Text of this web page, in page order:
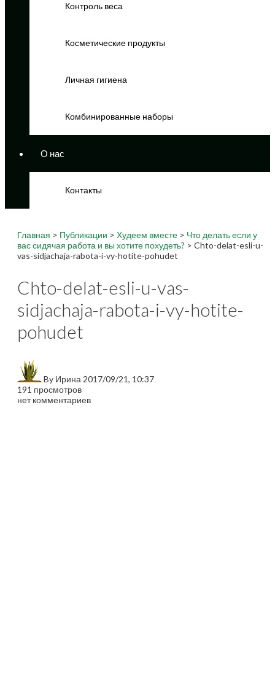
Контроль веса
Косметические продукты
Личная гигиена
Комбинированные наборы
О нас
Контакты
Главная > Публикации > Худеем вместе > Что делать если у
вас сидячая работа и вы хотите похудеть? > Chto-delat-esli-u-
vas-sidjachaja-rabota-i-vy-hotite-pohudet
Chto-delat-esli-u-vas-
sidjachaja-rabota-i-vy-hotite-
pohudet
By Ирина 2017/09/21, 10:37
191 просмотров
нет комментариев